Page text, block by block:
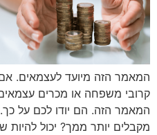
המאמר הזה מיועד לעצמאים.
קרובי משפחה או מכרים
המאמר הזה. הם יודו לכם על
מקבלים יותר ממך? יכול להיות